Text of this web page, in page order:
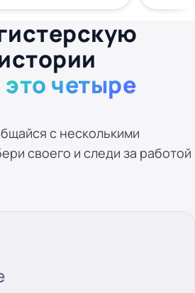
это четыре
с несколькими
своего и следи за работой